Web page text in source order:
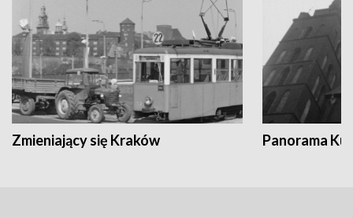
Zmieniający się Kraków Panorama